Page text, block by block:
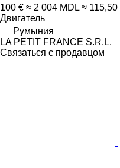
100 € ≈ 2 004 MDL ≈ 115,50
Двигатель
Румыния
LA PETIT FRANCE S.R.L.
Связаться с продавцом